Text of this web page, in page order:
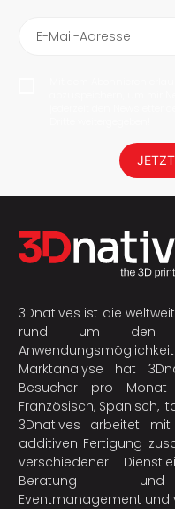
E-Mail-Adresse
3Dnatives ist die
rund um den
Marktanalyse hat
Besucher pro
Französisch, Spanisch,
3Dnatives arbeitet
additiven Fertigung
verschiedener
Beratung und
Eventmanagement und